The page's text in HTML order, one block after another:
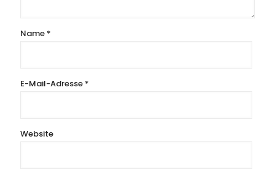
Name *
E-Mail-Adresse *
Website